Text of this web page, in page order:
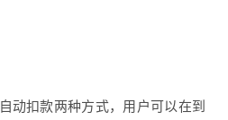
扣款两种方式，用户可以在到